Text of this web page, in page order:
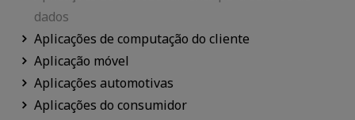
dados
Aplicações de computação do cliente
Aplicação móvel
Aplicações automotivas
Aplicações do consumidor